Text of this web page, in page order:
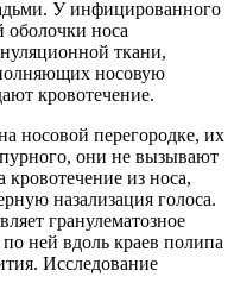
У инфицированного
оболочки носа
ткани,
носовую
кровотечение.
носовой перегородке, их
они не вызывают
из носа,
назализация голоса.
гранулематозное
ней вдоль краев полипа
Исследование